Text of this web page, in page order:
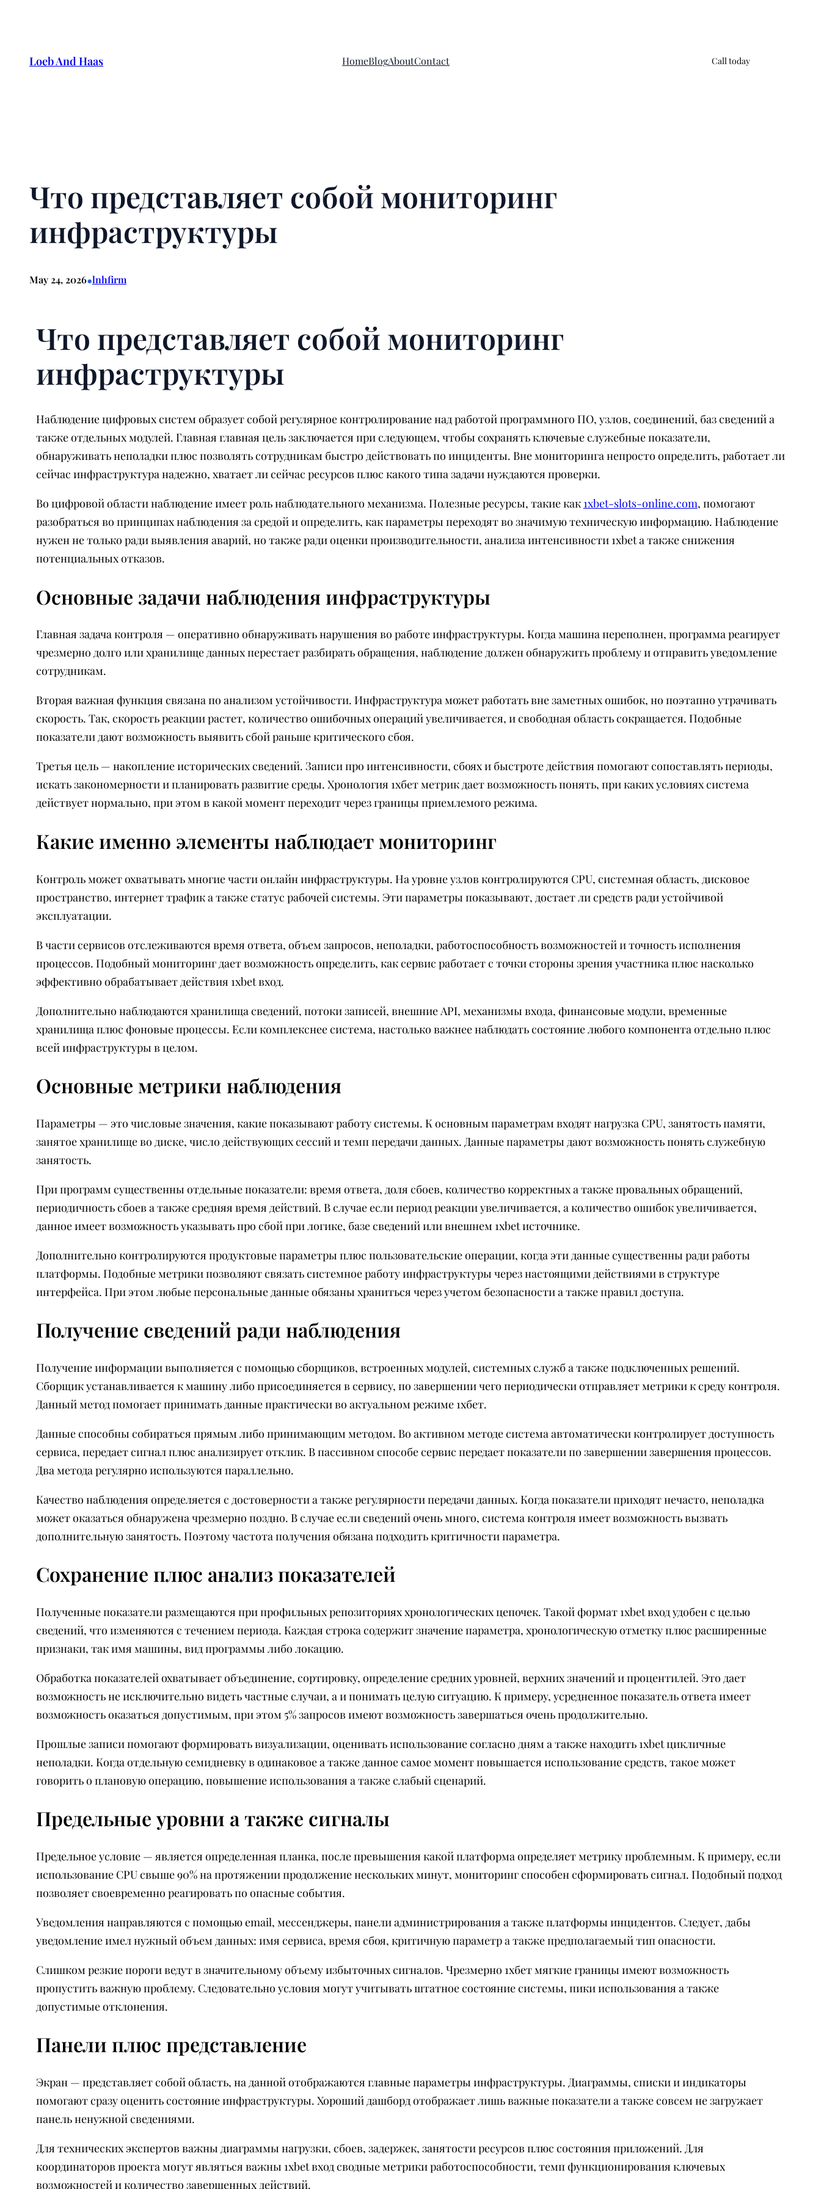
Loeb And Haas HomeBlogAboutContact Call today
Что представляет собой мониторинг
инфраструктуры
May 24, 2026•lnhfirm
Что представляет собой мониторинг
инфраструктуры
Наблюдение цифровых систем образует собой регулярное контролирование над работой программного ПО, узлов, соединений, баз сведений а
также отдельных модулей. Главная главная цель заключается при следующем, чтобы сохранять ключевые служебные показатели,
обнаруживать неполадки плюс позволять сотрудникам быстро действовать по инциденты. Вне мониторинга непросто определить, работает ли
сейчас инфраструктура надежно, хватает ли сейчас ресурсов плюс какого типа задачи нуждаются проверки.
Во цифровой области наблюдение имеет роль наблюдательного механизма. Полезные ресурсы, такие как 1xbet-slots-online.com, помогают
разобраться во принципах наблюдения за средой и определить, как параметры переходят во значимую техническую информацию. Наблюдение
нужен не только ради выявления аварий, но также ради оценки производительности, анализа интенсивности 1xbet а также снижения
потенциальных отказов.
Основные задачи наблюдения инфраструктуры
Главная задача контроля — оперативно обнаруживать нарушения во работе инфраструктуры. Когда машина переполнен, программа реагирует
чрезмерно долго или хранилище данных перестает разбирать обращения, наблюдение должен обнаружить проблему и отправить уведомление
сотрудникам.
Вторая важная функция связана по анализом устойчивости. Инфраструктура может работать вне заметных ошибок, но поэтапно утрачивать
скорость. Так, скорость реакции растет, количество ошибочных операций увеличивается, и свободная область сокращается. Подобные
показатели дают возможность выявить сбой раньше критического сбоя.
Третья цель — накопление исторических сведений. Записи про интенсивности, сбоях и быстроте действия помогают сопоставлять периоды,
искать закономерности и планировать развитие среды. Хронология 1хбет метрик дает возможность понять, при каких условиях система
действует нормально, при этом в какой момент переходит через границы приемлемого режима.
Какие именно элементы наблюдает мониторинг
Контроль может охватывать многие части онлайн инфраструктуры. На уровне узлов контролируются CPU, системная область, дисковое
пространство, интернет трафик а также статус рабочей системы. Эти параметры показывают, достает ли средств ради устойчивой
эксплуатации.
В части сервисов отслеживаются время ответа, объем запросов, неполадки, работоспособность возможностей и точность исполнения
процессов. Подобный мониторинг дает возможность определить, как сервис работает с точки стороны зрения участника плюс насколько
эффективно обрабатывает действия 1xbet вход.
Дополнительно наблюдаются хранилища сведений, потоки записей, внешние API, механизмы входа, финансовые модули, временные
хранилища плюс фоновые процессы. Если комплекснее система, настолько важнее наблюдать состояние любого компонента отдельно плюс
всей инфраструктуры в целом.
Основные метрики наблюдения
Параметры — это числовые значения, какие показывают работу системы. К основным параметрам входят нагрузка CPU, занятость памяти,
занятое хранилище во диске, число действующих сессий и темп передачи данных. Данные параметры дают возможность понять служебную
занятость.
При программ существенны отдельные показатели: время ответа, доля сбоев, количество корректных а также провальных обращений,
периодичность сбоев а также средняя время действий. В случае если период реакции увеличивается, а количество ошибок увеличивается,
данное имеет возможность указывать про сбой при логике, базе сведений или внешнем 1xbet источнике.
Дополнительно контролируются продуктовые параметры плюс пользовательские операции, когда эти данные существенны ради работы
платформы. Подобные метрики позволяют связать системное работу инфраструктуры через настоящими действиями в структуре
интерфейса. При этом любые персональные данные обязаны храниться через учетом безопасности а также правил доступа.
Получение сведений ради наблюдения
Получение информации выполняется с помощью сборщиков, встроенных модулей, системных служб а также подключенных решений.
Сборщик устанавливается к машину либо присоединяется в сервису, по завершении чего периодически отправляет метрики к среду контроля.
Данный метод помогает принимать данные практически во актуальном режиме 1хбет.
Данные способны собираться прямым либо принимающим методом. Во активном методе система автоматически контролирует доступность
сервиса, передает сигнал плюс анализирует отклик. В пассивном способе сервис передает показатели по завершении завершения процессов.
Два метода регулярно используются параллельно.
Качество наблюдения определяется с достоверности а также регулярности передачи данных. Когда показатели приходят нечасто, неполадка
может оказаться обнаружена чрезмерно поздно. В случае если сведений очень много, система контроля имеет возможность вызвать
дополнительную занятость. Поэтому частота получения обязана подходить критичности параметра.
Сохранение плюс анализ показателей
Полученные показатели размещаются при профильных репозиториях хронологических цепочек. Такой формат 1xbet вход удобен с целью
сведений, что изменяются с течением периода. Каждая строка содержит значение параметра, хронологическую отметку плюс расширенные
признаки, так имя машины, вид программы либо локацию.
Обработка показателей охватывает объединение, сортировку, определение средних уровней, верхних значений и процентилей. Это дает
возможность не исключительно видеть частные случаи, а и понимать целую ситуацию. К примеру, усредненное показатель ответа имеет
возможность оказаться допустимым, при этом 5% запросов имеют возможность завершаться очень продолжительно.
Прошлые записи помогают формировать визуализации, оценивать использование согласно дням а также находить 1xbet цикличные
неполадки. Когда отдельную семидневку в одинаковое а также данное самое момент повышается использование средств, такое может
говорить о плановую операцию, повышение использования а также слабый сценарий.
Предельные уровни а также сигналы
Предельное условие — является определенная планка, после превышения какой платформа определяет метрику проблемным. К примеру, если
использование CPU свыше 90% на протяжении продолжение нескольких минут, мониторинг способен сформировать сигнал. Подобный подход
позволяет своевременно реагировать по опасные события.
Уведомления направляются с помощью email, мессенджеры, панели администрирования а также платформы инцидентов. Следует, дабы
уведомление имел нужный объем данных: имя сервиса, время сбоя, критичную параметр а также предполагаемый тип опасности.
Слишком резкие пороги ведут в значительному объему избыточных сигналов. Чрезмерно 1хбет мягкие границы имеют возможность
пропустить важную проблему. Следовательно условия могут учитывать штатное состояние системы, пики использования а также
допустимые отклонения.
Панели плюс представление
Экран — представляет собой область, на данной отображаются главные параметры инфраструктуры. Диаграммы, списки и индикаторы
помогают сразу оценить состояние инфраструктуры. Хороший дашборд отображает лишь важные показатели а также совсем не загружает
панель ненужной сведениями.
Для технических экспертов важны диаграммы нагрузки, сбоев, задержек, занятости ресурсов плюс состояния приложений. Для
координаторов проекта могут являться важны 1xbet вход сводные метрики работоспособности, темп функционирования ключевых
возможностей и количество завершенных действий.